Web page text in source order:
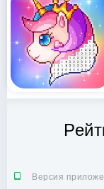
Версия